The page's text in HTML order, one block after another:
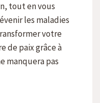
tout en vous
les maladies
votre
de paix grâce à
manquera pas